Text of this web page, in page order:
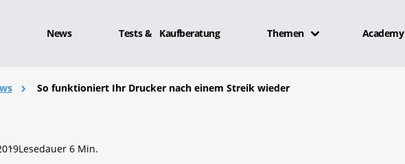
News Tests & Kaufberatung Themen Academy
So funktioniert Ihr Drucker nach einem Streik wieder
Lesedauer 6 Min.